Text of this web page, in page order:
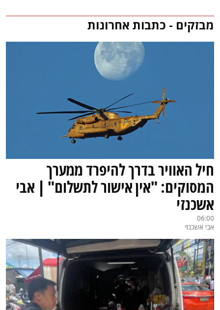
מבזקים - כתבות אחרונות
חיל האוויר בדרך להיפרד ממערך
המסוקים: "אין אישור לתשלום" | אבי
אשכנזי
06:00
אבי אשכנזי